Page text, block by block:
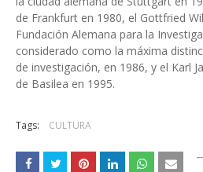
de Frankfurt en 1980, el Gottfried
Fundación Alemana para la
considerado como la máxima
de investigación, en 1986, y el Karl
de Basilea en 1995.
Tags: CULTURA